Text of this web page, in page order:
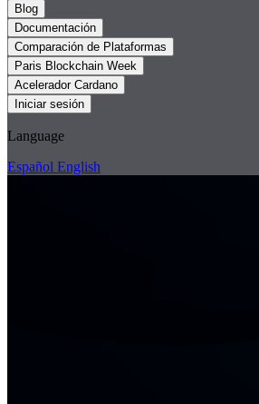
Blog
Documentación
Comparación de Plataformas
Paris Blockchain Week
Acelerador Cardano
Iniciar sesión
Language
Español English